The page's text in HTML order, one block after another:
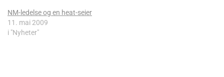
NM-ledelse og en heat-seier
11. mai 2009
i "Nyheter"